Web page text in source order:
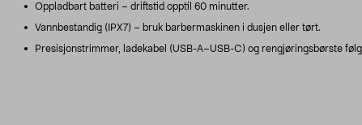
Oppladbart batteri – driftstid opptil 60 minutter.
Vannbestandig (IPX7) – bruk barbermaskinen i dusjen eller tørt.
Presisjonstrimmer, ladekabel (USB-A–USB-C) og rengjøringsbørste